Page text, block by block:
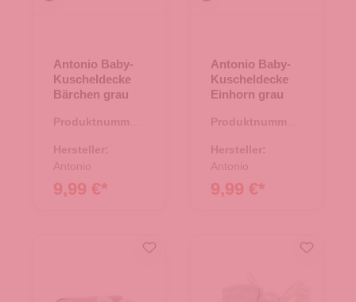
Antonio Baby-
Kuscheldecke
Bärchen grau
Produktnummer:
Hersteller:
Antonio
9,99 €*
Antonio Baby-
Kuscheldecke
Einhorn grau
Produktnummer:
Hersteller:
Antonio
9,99 €*